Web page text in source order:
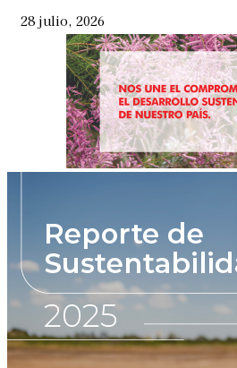
28 julio, 2026